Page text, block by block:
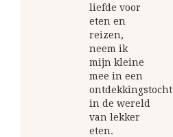
liefde voor
eten en
reizen,
neem ik
mijn kleine
mee in een
ontdekkingstocht
in de wereld
van lekker
eten.